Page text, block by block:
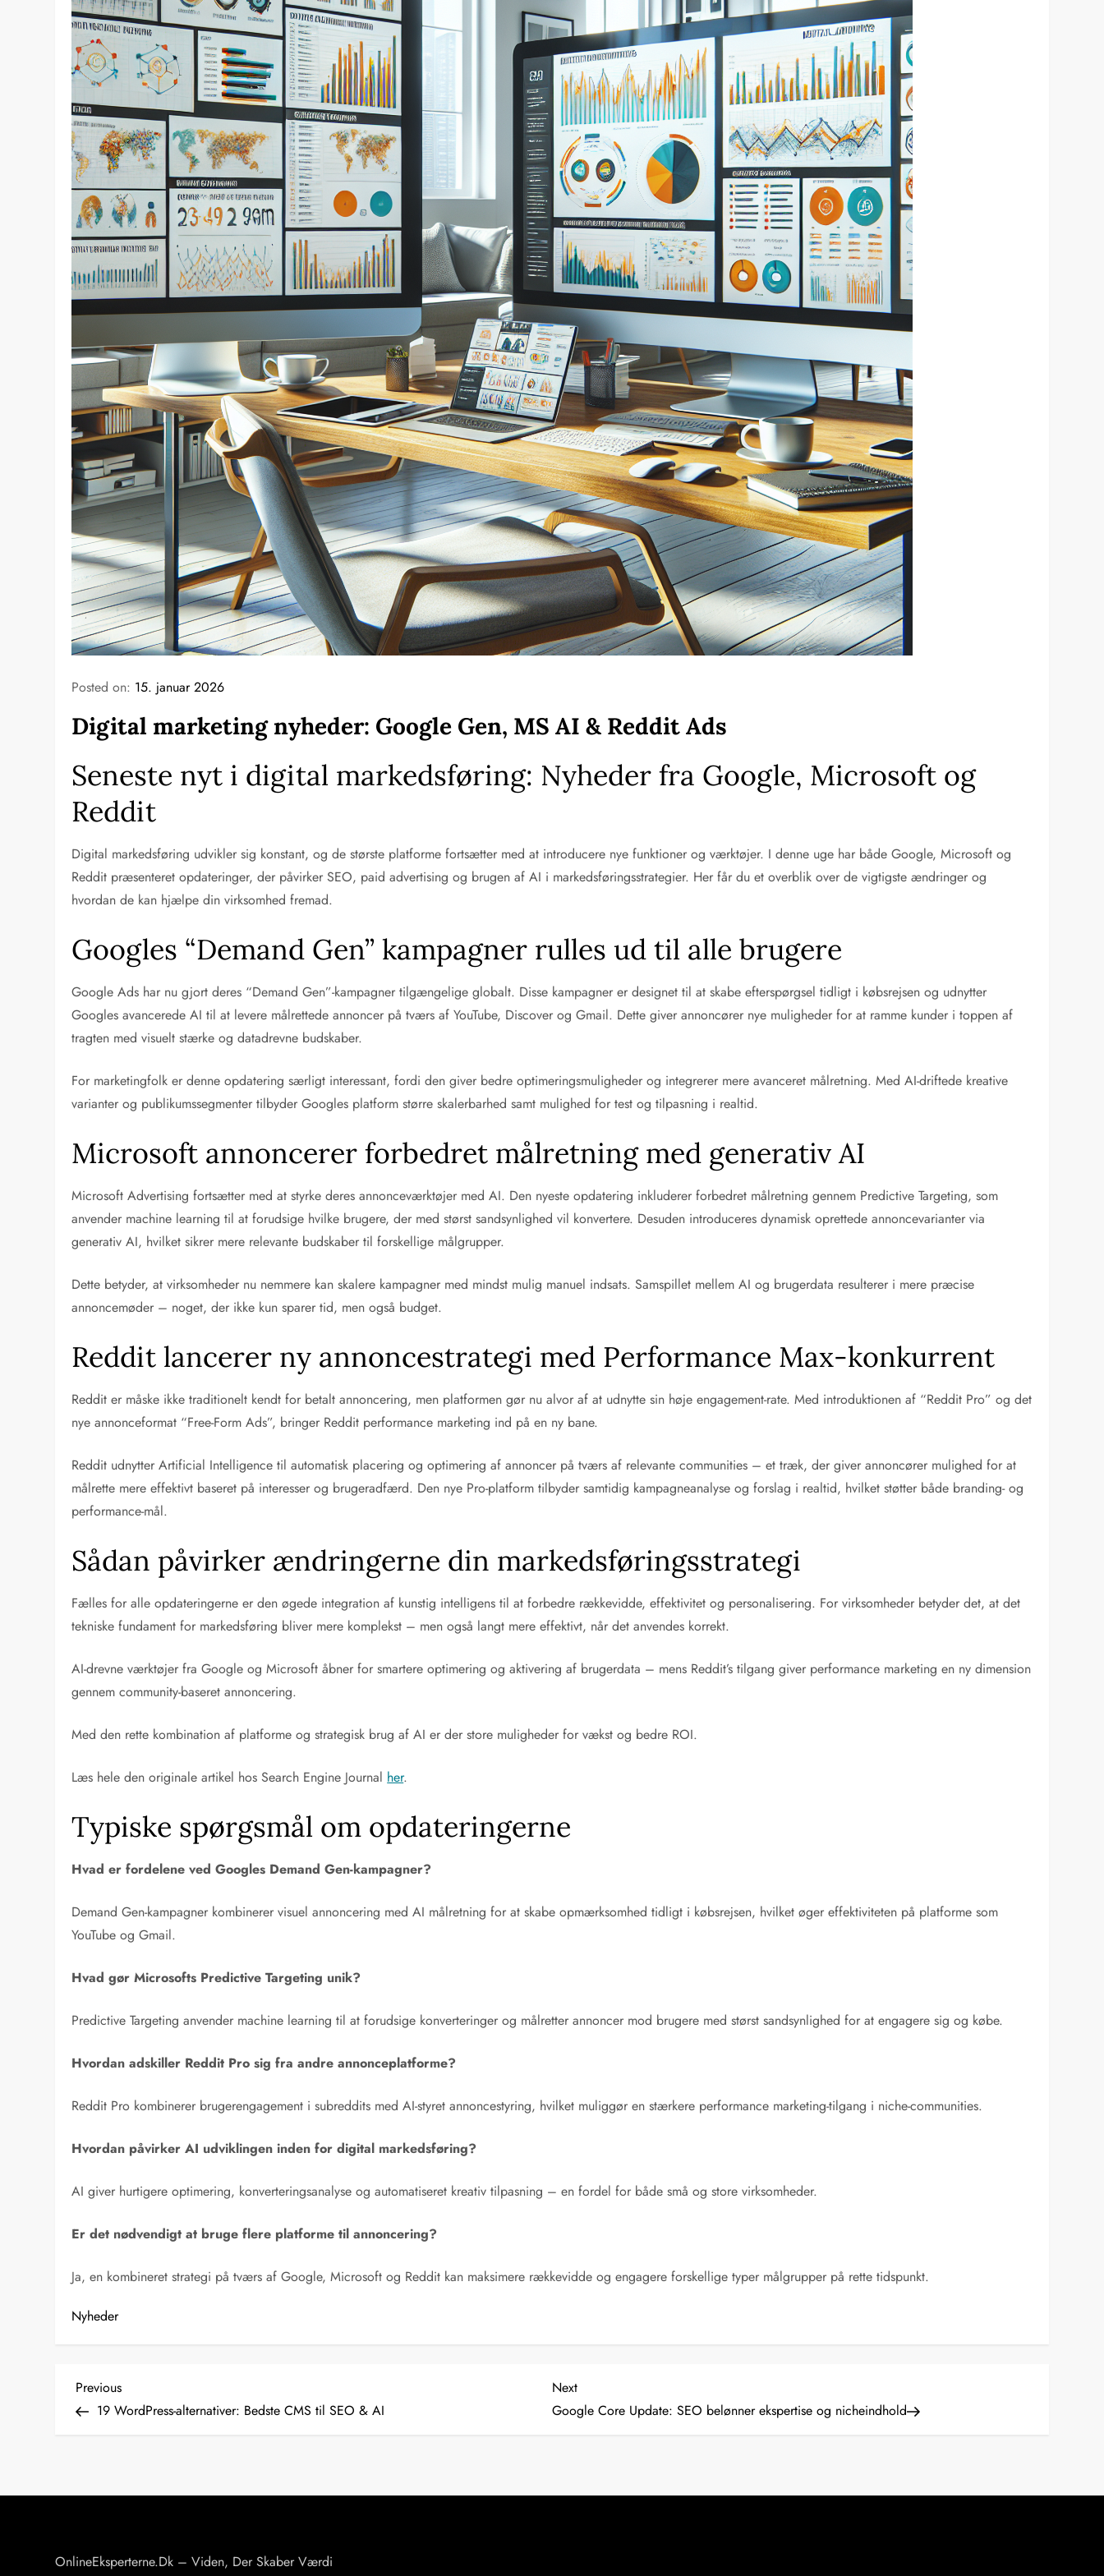
Posted on: 15. januar 2026
Digital marketing nyheder: Google Gen, MS AI & Reddit Ads
Seneste nyt i digital markedsføring: Nyheder fra Google, Microsoft og
Reddit
Digital markedsføring udvikler sig konstant, og de største platforme fortsætter med at introducere nye funktioner og værktøjer. I denne uge har både Google, Microsoft og
Reddit præsenteret opdateringer, der påvirker SEO, paid advertising og brugen af AI i markedsføringsstrategier. Her får du et overblik over de vigtigste ændringer og
hvordan de kan hjælpe din virksomhed fremad.
Googles “Demand Gen” kampagner rulles ud til alle brugere
Google Ads har nu gjort deres “Demand Gen”-kampagner tilgængelige globalt. Disse kampagner er designet til at skabe efterspørgsel tidligt i købsrejsen og udnytter
Googles avancerede AI til at levere målrettede annoncer på tværs af YouTube, Discover og Gmail. Dette giver annoncører nye muligheder for at ramme kunder i toppen af
tragten med visuelt stærke og datadrevne budskaber.
For marketingfolk er denne opdatering særligt interessant, fordi den giver bedre optimeringsmuligheder og integrerer mere avanceret målretning. Med AI-driftede kreative
varianter og publikumssegmenter tilbyder Googles platform større skalerbarhed samt mulighed for test og tilpasning i realtid.
Microsoft annoncerer forbedret målretning med generativ AI
Microsoft Advertising fortsætter med at styrke deres annonceværktøjer med AI. Den nyeste opdatering inkluderer forbedret målretning gennem Predictive Targeting, som
anvender machine learning til at forudsige hvilke brugere, der med størst sandsynlighed vil konvertere. Desuden introduceres dynamisk oprettede annoncevarianter via
generativ AI, hvilket sikrer mere relevante budskaber til forskellige målgrupper.
Dette betyder, at virksomheder nu nemmere kan skalere kampagner med mindst mulig manuel indsats. Samspillet mellem AI og brugerdata resulterer i mere præcise
annoncemøder – noget, der ikke kun sparer tid, men også budget.
Reddit lancerer ny annoncestrategi med Performance Max-konkurrent
Reddit er måske ikke traditionelt kendt for betalt annoncering, men platformen gør nu alvor af at udnytte sin høje engagement-rate. Med introduktionen af “Reddit Pro” og det
nye annonceformat “Free-Form Ads”, bringer Reddit performance marketing ind på en ny bane.
Reddit udnytter Artificial Intelligence til automatisk placering og optimering af annoncer på tværs af relevante communities – et træk, der giver annoncører mulighed for at
målrette mere effektivt baseret på interesser og brugeradfærd. Den nye Pro-platform tilbyder samtidig kampagneanalyse og forslag i realtid, hvilket støtter både branding- og
performance-mål.
Sådan påvirker ændringerne din markedsføringsstrategi
Fælles for alle opdateringerne er den øgede integration af kunstig intelligens til at forbedre rækkevidde, effektivitet og personalisering. For virksomheder betyder det, at det
tekniske fundament for markedsføring bliver mere komplekst – men også langt mere effektivt, når det anvendes korrekt.
AI-drevne værktøjer fra Google og Microsoft åbner for smartere optimering og aktivering af brugerdata – mens Reddit’s tilgang giver performance marketing en ny dimension
gennem community-baseret annoncering.
Med den rette kombination af platforme og strategisk brug af AI er der store muligheder for vækst og bedre ROI.
Læs hele den originale artikel hos Search Engine Journal her.
Typiske spørgsmål om opdateringerne
Hvad er fordelene ved Googles Demand Gen-kampagner?
Demand Gen-kampagner kombinerer visuel annoncering med AI målretning for at skabe opmærksomhed tidligt i købsrejsen, hvilket øger effektiviteten på platforme som
YouTube og Gmail.
Hvad gør Microsofts Predictive Targeting unik?
Predictive Targeting anvender machine learning til at forudsige konverteringer og målretter annoncer mod brugere med størst sandsynlighed for at engagere sig og købe.
Hvordan adskiller Reddit Pro sig fra andre annonceplatforme?
Reddit Pro kombinerer brugerengagement i subreddits med AI-styret annoncestyring, hvilket muliggør en stærkere performance marketing-tilgang i niche-communities.
Hvordan påvirker AI udviklingen inden for digital markedsføring?
AI giver hurtigere optimering, konverteringsanalyse og automatiseret kreativ tilpasning – en fordel for både små og store virksomheder.
Er det nødvendigt at bruge flere platforme til annoncering?
Ja, en kombineret strategi på tværs af Google, Microsoft og Reddit kan maksimere rækkevidde og engagere forskellige typer målgrupper på rette tidspunkt.
Nyheder
I
l
Previous
Post
Previous
19 WordPress-alternativer: Bedste CMS til SEO & AI
Next
Post
Next
Google Core Update: SEO belønner ekspertise og nicheindhold
OnlineEksperterne.dk – Viden, Der Skaber Værdi